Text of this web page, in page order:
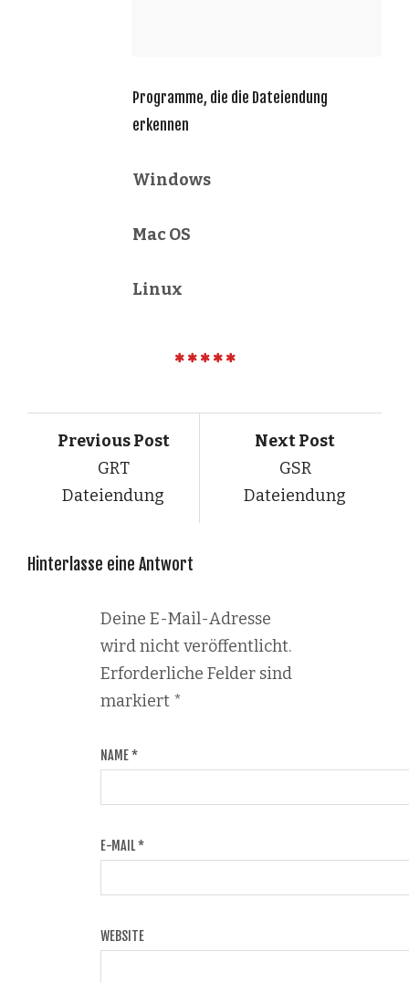
Programme, die die Dateiendung
erkennen
Windows
Mac OS
Linux
Previous Post
GRT
Dateiendung
Next Post
GSR
Dateiendung
Hinterlasse eine Antwort
Deine E-Mail-Adresse
wird nicht veröffentlicht.
Erforderliche Felder sind
markiert *
NAME*
E-MAIL*
WEBSITE